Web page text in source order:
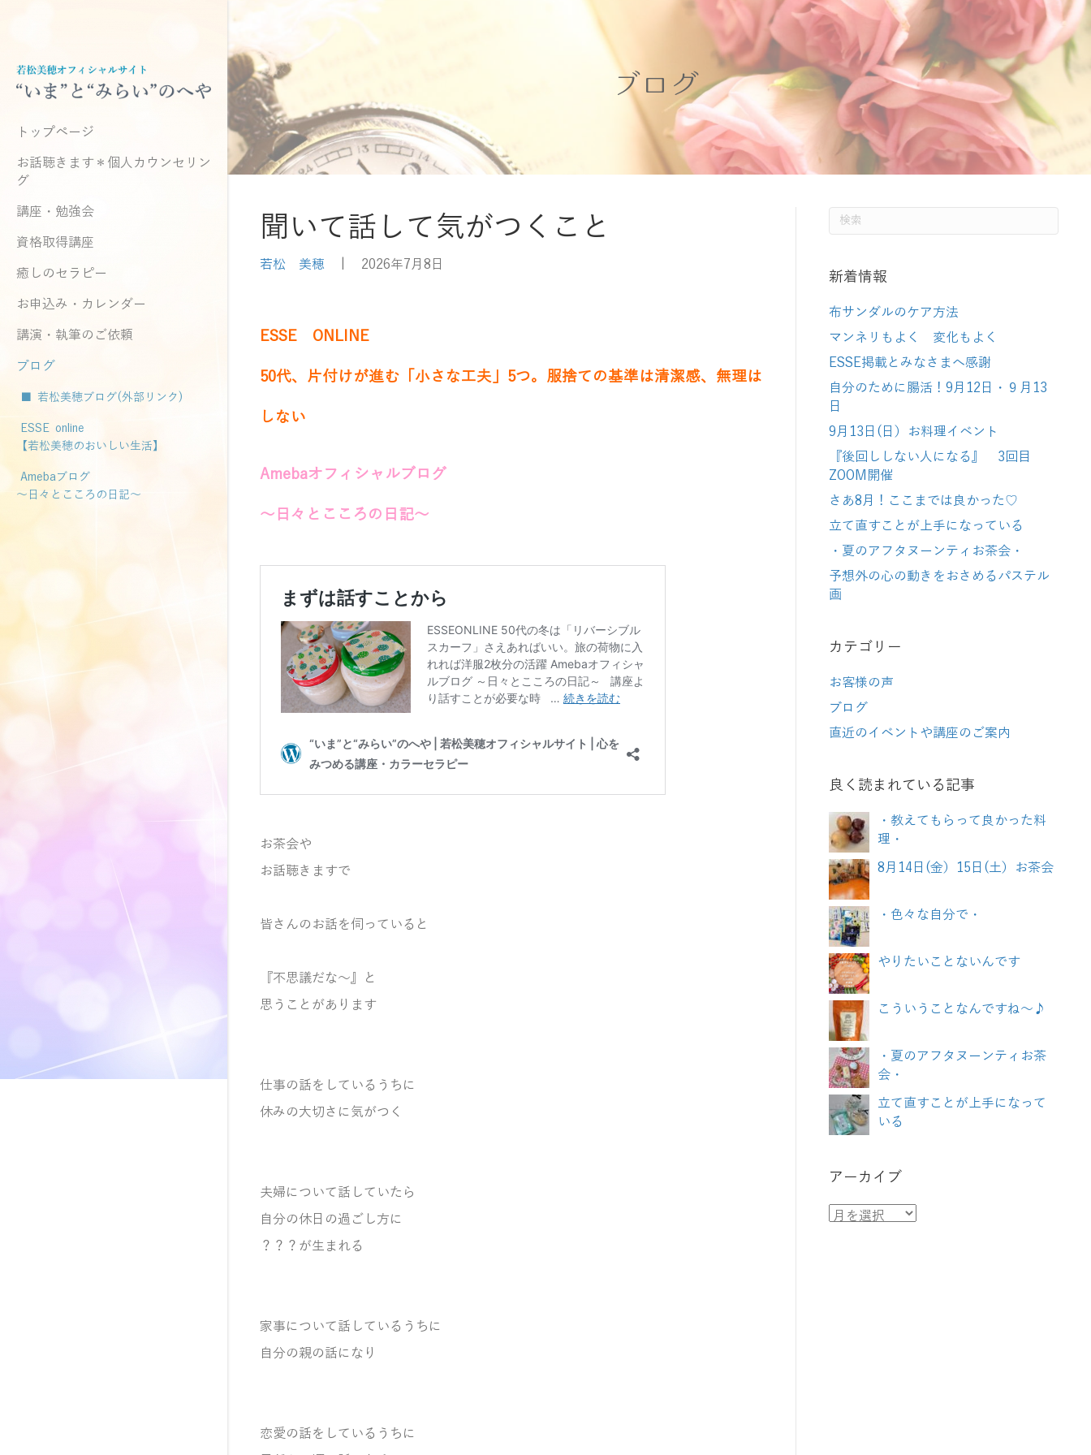
トップページ
お話聴きます＊個人カウンセリン
グ
講座・勉強会
資格取得講座
癒しのセラピー
お申込み・カレンダー
講演・執筆のご依頼
ブログ
■ 若松美穂ブログ(外部リンク)
ESSE online
【若松美穂のおいしい生活】
Amebaブログ
～日々とこころの日記～
ブログ
聞いて話して気がつくこと
若松 美穂 2026年7月8日
ESSE ONLINE
50代、片付けが進む「小さな工夫」5つ。服捨ての基準は清潔感、無理は
しない
Amebaオフィシャルブログ
～日々とこころの日記～
お茶会や
お話聴きますで
皆さんのお話を伺っていると
『不思議だな～』と
思うことがあります
仕事の話をしているうちに
休みの大切さに気がつく
夫婦について話していたら
自分の休日の過ごし方に
？？？が生まれる
家事について話しているうちに
自分の親の話になり
恋愛の話をしているうちに
新着情報
布サンダルのケア方法
マンネリもよく 変化もよく
ESSE掲載とみなさまへ感謝
自分のために腸活！9月12日・９月13
日
9月13日(日）お料理イベント
『後回ししない人になる』 3回目
ZOOM開催
さあ8月！ここまでは良かった♡
立て直すことが上手になっている
・夏のアフタヌーンティお茶会・
予想外の心の動きをおさめるパステル
画
カテゴリー
お客様の声
ブログ
直近のイベントや講座のご案内
良く読まれている記事
・教えてもらって良かった料
理・
8月14日(金）15日(土）お茶会
・色々な自分で・
やりたいことないんです
こういうことなんですね～♪
・夏のアフタヌーンティお茶
会・
立て直すことが上手になって
いる
アーカイブ
ア